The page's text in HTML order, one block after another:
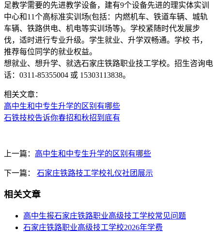
足教学需要的先进教学设备，建有9个设备先进的理实体实训
中心和11个高标准实训场(包括：内燃机车、铁道车辆、城轨
车辆、铁路供电、机电等实训场等)。学校紧随时代发展步
伐，适时进行专业升级。学生就业、升学双畅通。学校 书，
推荐每位同学的就业权益。
想就业、想升学、就选石家庄铁路职业技工学校。招生咨询电
话：0311-85355004 或 15303113838。
相关文章：
高中生和中专生升学的区别有哪些
石铁技校告诉你春招和秋招到底有
上一篇： 高中生和中专生升学的区别有哪些
下一篇： 石家庄铁路技工学校礼仪社团展示
相关文章
高中生报石家庄铁路职业高级技工学校常见问题
石家庄铁路职业高级技工学校2026年学费